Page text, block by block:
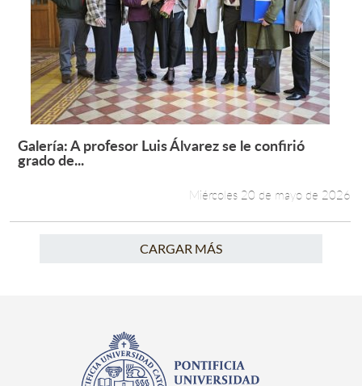
Leer más +
Galería: A profesor Luis Álvarez se le confirió
grado de...
Miércoles 20 de mayo de 2026
CARGAR MÁS